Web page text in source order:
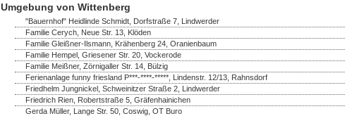
Umgebung von Wittenberg
"Bauernhof" Heidlinde Schmidt, Dorfstraße 7, Lindwerder
Familie Cerych, Neue Str. 13, Klöden
Familie Gleißner-Ilsmann, Krähenberg 24, Oranienbaum
Familie Hempel, Griesener Str. 20, Vockerode
Familie Meißner, Zörnigaller Str. 14, Bülzig
Ferienanlage funny friesland P***-****-*****, Lindenstr. 12/13, Rahnsdorf
Friedhelm Jungnickel, Schweinitzer Straße 2, Lindwerder
Friedrich Rien, Robertstraße 5, Gräfenhainichen
Gerda Müller, Lange Str. 50, Coswig, OT Buro